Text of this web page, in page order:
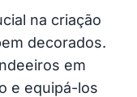
na criação
decorados.
em
e equipá-los